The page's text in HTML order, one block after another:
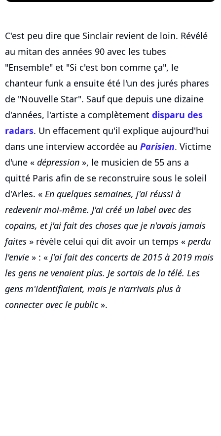
C'est peu dire que Sinclair revient de loin. Révélé
au mitan des années 90 avec les tubes
"Ensemble" et "Si c'est bon comme ça", le
chanteur funk a ensuite été l'un des jurés phares
de "Nouvelle Star". Sauf que depuis une dizaine
d'années, l'artiste a complètement disparu des
radars. Un effacement qu'il explique aujourd'hui
dans une interview accordée au Parisien. Victime
d'une « dépression », le musicien de 55 ans a
quitté Paris afin de se reconstruire sous le soleil
d'Arles. « En quelques semaines, j'ai réussi à
redevenir moi-même. J'ai créé un label avec des
copains, et j'ai fait des choses que je n'avais jamais
faites » révèle celui qui dit avoir un temps « perdu
l'envie » : « J'ai fait des concerts de 2015 à 2019 mais
les gens ne venaient plus. Je sortais de la télé. Les
gens m'identifiaient, mais je n'arrivais plus à
connecter avec le public».